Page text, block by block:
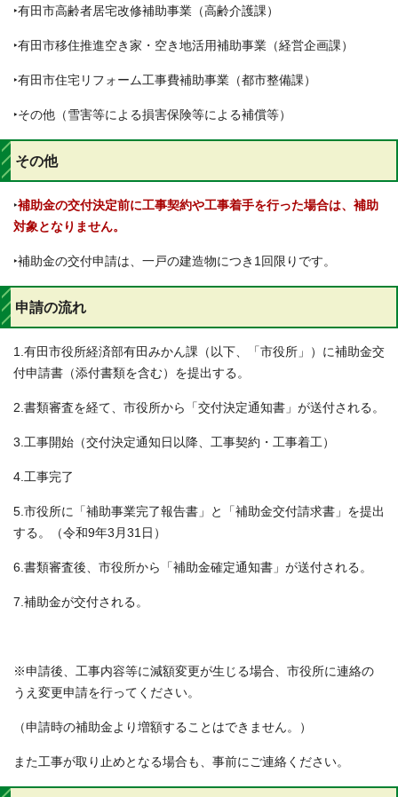
‣有田市高齢者居宅改修補助事業（高齢介護課）
‣有田市移住推進空き家・空き地活用補助事業（経営企画課）
‣有田市住宅リフォーム工事費補助事業（都市整備課）
‣その他（雪害等による損害保険等による補償等）
その他
‣補助金の交付決定前に工事契約や工事着手を行った場合は、補助
対象となりません。
‣補助金の交付申請は、一戸の建造物につき1回限りです。
申請の流れ
1.有田市役所経済部有田みかん課（以下、「市役所」）に補助金交
付申請書（添付書類を含む）を提出する。
2.書類審査を経て、市役所から「交付決定通知書」が送付される。
3.工事開始（交付決定通知日以降、工事契約・工事着工）
4.工事完了
5.市役所に「補助事業完了報告書」と「補助金交付請求書」を提出
する。（令和9年3月31日）
6.書類審査後、市役所から「補助金確定通知書」が送付される。
7.補助金が交付される。
※申請後、工事内容等に減額変更が生じる場合、市役所に連絡の
うえ変更申請を行ってください。
（申請時の補助金より増額することはできません。）
また工事が取り止めとなる場合も、事前にご連絡ください。